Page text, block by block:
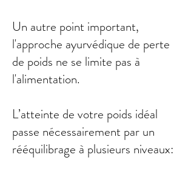
Un autre point important,
l'approche ayurvédique de perte
de poids ne se limite pas à
l'alimentation.
L’atteinte de votre poids idéal
passe nécessairement par un
rééquilibrage à plusieurs niveaux: